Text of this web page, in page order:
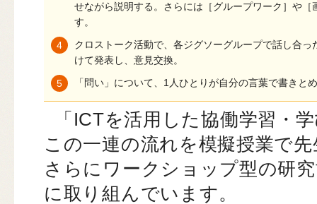
せながら説明する。さらには［グループワーク］や
す。
4
クロストーク活動で、各ジグソーグループで話し合
けて発表し、意見交換。
5 「問い」について、1人ひとりが自分の言葉で書きと
「ICTを活用した協働学習・
この一連の流れを模擬授業で
さらにワークショップ型の研
に取り組んでいます。